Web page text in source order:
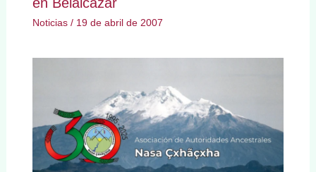
en Belalcázar
Noticias/ 19 de abril de 2007